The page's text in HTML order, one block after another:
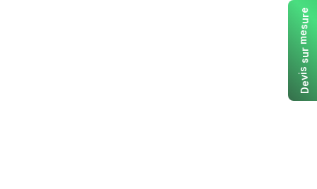
D
e
v
i
s
s
u
r
m
e
s
u
r
e